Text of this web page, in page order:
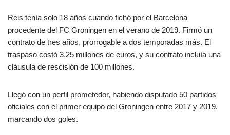
Reis tenía solo 18 años cuando fichó por el Barcelona
procedente del FC Groningen en el verano de 2019. Firmó un
contrato de tres años, prorrogable a dos temporadas más. El
traspaso costó 3,25 millones de euros, y su contrato incluía una
cláusula de rescisión de 100 millones.
Llegó con un perfil prometedor, habiendo disputado 50 partidos
oficiales con el primer equipo del Groningen entre 2017 y 2019,
marcando dos goles.